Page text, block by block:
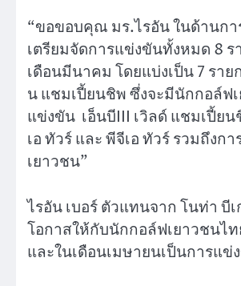
“ขอขอบคุณ มร.ไรอัน ในด้านกา
เตรียมจัดการแข่งขันทั้งหมด 8 ร
เดือนมีนาคม โดยแบ่งเป็น 7 รา
น แชมเปี้ยนชิพ ซึ่งจะมีนักกอล์ฟ
แข่งขัน เอ็นบีIII เวิลด์ แชมเปี้ย
เอ ทัวร์ และ พีจีเอ ทัวร์ รวมถึง
เยาวชน”
ไรอัน เบอร์ ตัวแทนจาก โนท่า บี
โอกาสให้กับนักกอล์ฟเยาวชนไ
และในเดือนเมษายนเป็นการแ